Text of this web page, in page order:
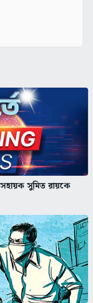
সুমিত রায়কে